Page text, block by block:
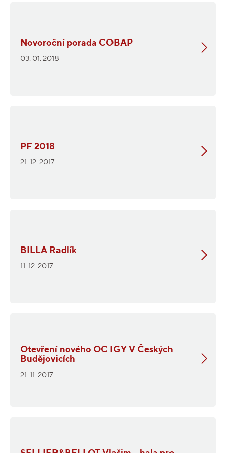
Novoroční porada COBAP
03. 01. 2018
PF 2018
21. 12. 2017
BILLA Radlík
11. 12. 2017
Otevření nového OC IGY V Českých
Budějovicích
21. 11. 2017